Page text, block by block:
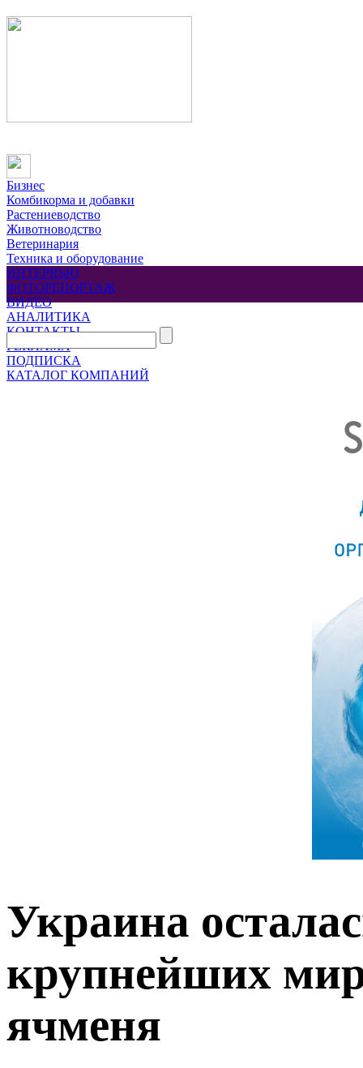
Бизнес
Комбикорма и добавки
Растениеводство
Животноводство
Ветеринария
Техника и оборудование
ИНТЕРВЬЮ
ФОТОРЕПОРТАЖ
ВИДЕО
АНАЛИТИКА
КОНТАКТЫ
РЕКЛАМА
ПОДПИСКА
КАТАЛОГ КОМПАНИЙ
Украина
крупнейших
ячменя